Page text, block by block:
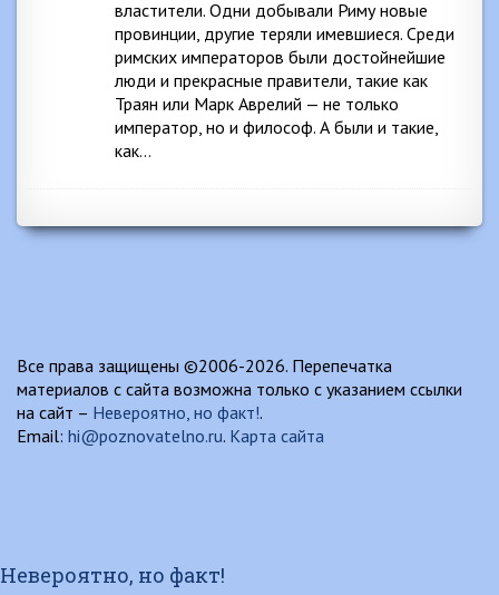
властители. Одни добывали Риму новые
провинции, другие теряли имевшиеся. Среди
римских императоров были достойнейшие
люди и прекрасные правители, такие как
Траян или Марк Аврелий — не только
император, но и философ. А были и такие,
как…
Все права защищены ©2006-2026. Перепечатка
материалов с сайта возможна только с указанием ссылки
на сайт – Невероятно, но факт!.
Email: hi@poznovatelno.ru. Карта сайта
Невероятно, но факт!